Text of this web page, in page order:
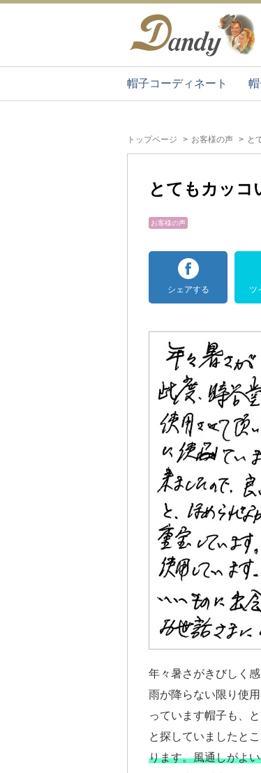
帽子コーディネート
トップページ お客様の声 と
とてもカッコ
お客様の声
シェアする ツ
年々暑さがきびしく
雨が降らない限り使
っています帽子も、
と探していましたとこ
ります。風通しがよ